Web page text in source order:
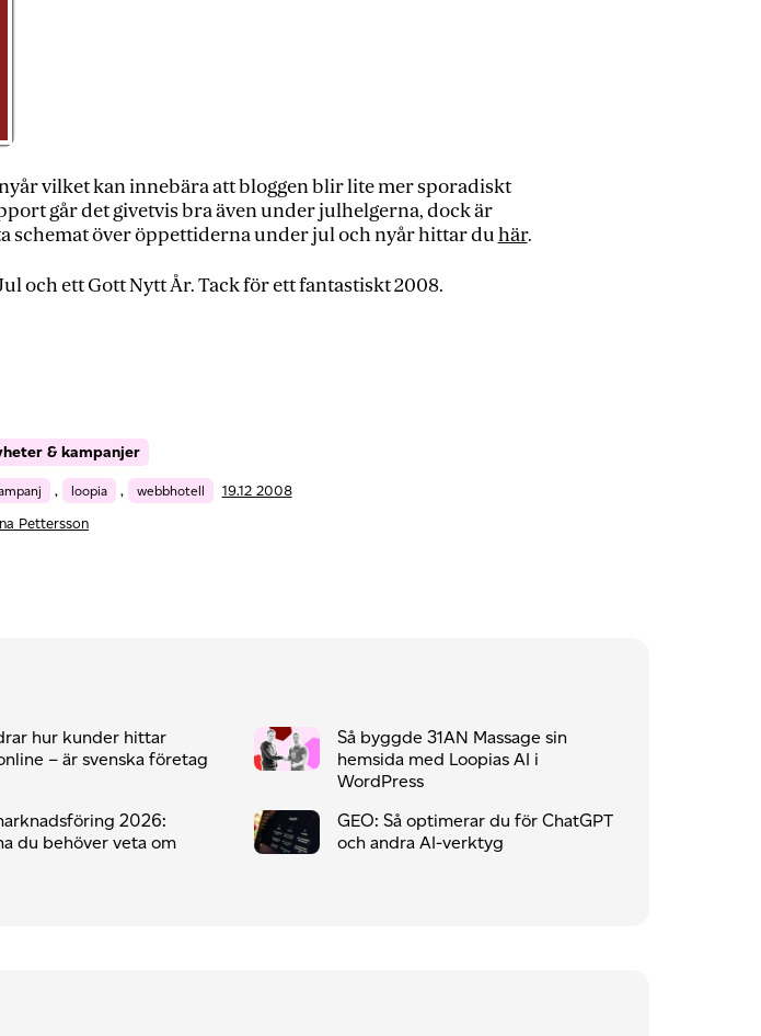
vilket kan innebära att bloggen blir lite mer sporadiskt
går det givetvis bra även under julhelgerna, dock är
schemat över öppettiderna under jul och nyår hittar duhär.
och ett Gott Nytt År. Tack för ett fantastiskt 2008.
& kampanjer
, loopia , webbhotell
19.12 2008
Pettersson
hur kunder hittar
– är svenska företag
2026:
du behöver veta om
Så byggde 31AN Massage sin
hemsida med Loopias AI i
WordPress
GEO: Så optimerar du för ChatGPT
och andra AI-verktyg